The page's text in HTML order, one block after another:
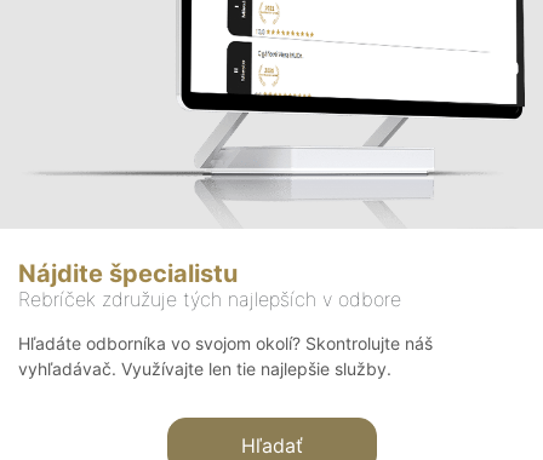
Nájdite špecialistu
Rebríček združuje tých najlepších v odbore
Hľadáte odborníka vo svojom okolí? Skontrolujte náš
vyhľadávač. Využívajte len tie najlepšie služby.
Hľadať